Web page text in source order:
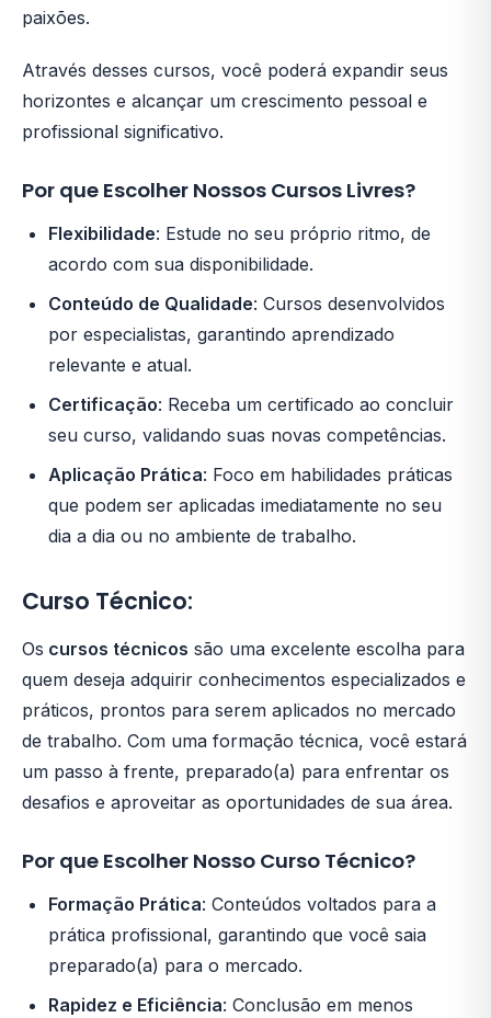
paixões.
Através desses cursos, você poderá expandir seus
horizontes e alcançar um crescimento pessoal e
profissional significativo.
Por que Escolher Nossos Cursos Livres?
Flexibilidade: Estude no seu próprio ritmo, de
acordo com sua disponibilidade.
Conteúdo de Qualidade: Cursos desenvolvidos
por especialistas, garantindo aprendizado
relevante e atual.
Certificação: Receba um certificado ao concluir
seu curso, validando suas novas competências.
Aplicação Prática: Foco em habilidades práticas
que podem ser aplicadas imediatamente no seu
dia a dia ou no ambiente de trabalho.
Curso Técnico:
Os cursos técnicos são uma excelente escolha para
quem deseja adquirir conhecimentos especializados e
práticos, prontos para serem aplicados no mercado
de trabalho. Com uma formação técnica, você estará
um passo à frente, preparado(a) para enfrentar os
desafios e aproveitar as oportunidades de sua área.
Por que Escolher Nosso Curso Técnico?
Formação Prática: Conteúdos voltados para a
prática profissional, garantindo que você saia
preparado(a) para o mercado.
Rapidez e Eficiência: Conclusão em menos